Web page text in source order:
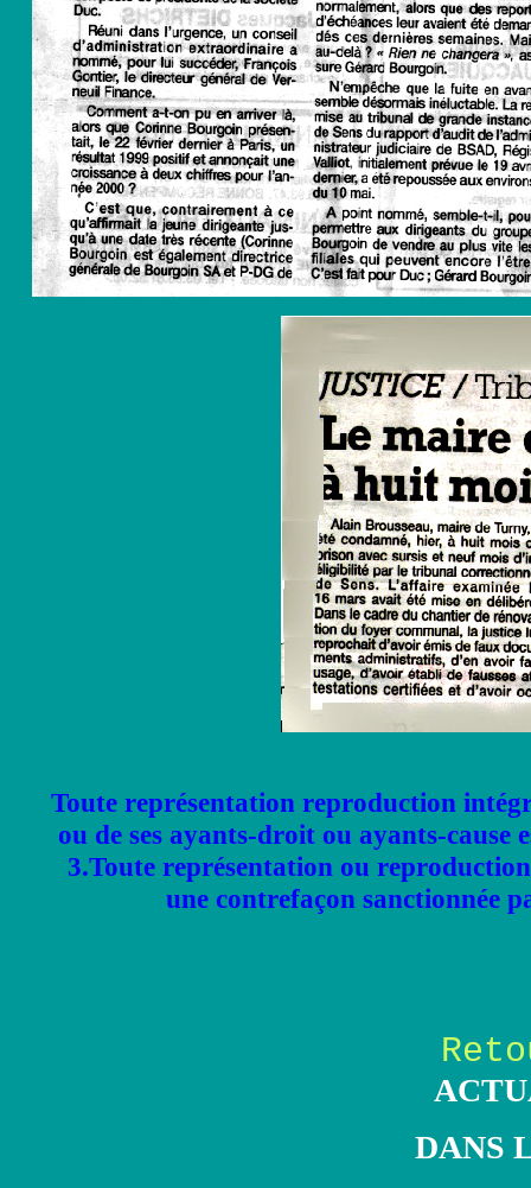
Toute représentation reproduction
ou de ses ayants-droit ou ayants-
3.Toute représentation ou
une contrefaçon sanctionnée
DANS